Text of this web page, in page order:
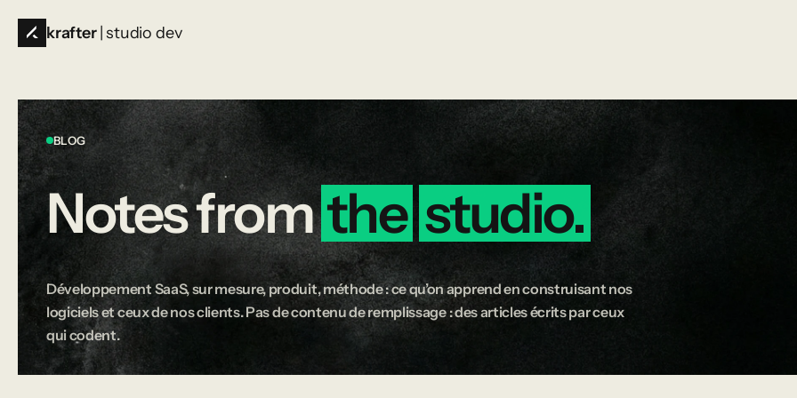
krafter | studio dev
BLOG
Notesfrom the studio.
Développement SaaS, sur mesure, produit, méthode : ce qu’on apprend en construisant nos
logiciels et ceux de nos clients. Pas de contenu de remplissage : des articles écrits par ceux
qui codent.